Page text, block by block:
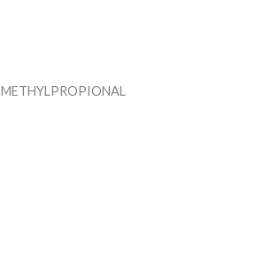
METHYLPROPIONAL